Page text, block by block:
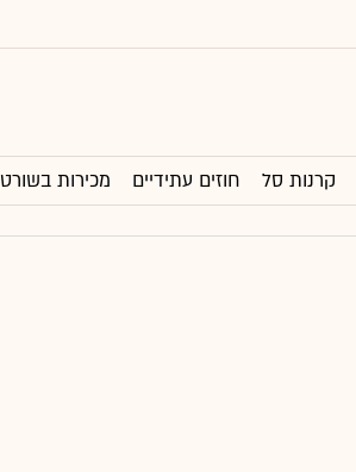
קרנות סל חוזים עתידיים מכירות בשורט